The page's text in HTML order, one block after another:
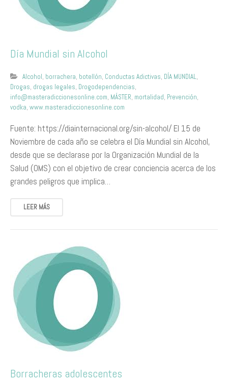
Día Mundial sin Alcohol
Alcohol, borrachera, botellón, Conductas Adictivas, DÍA MUNDIAL,
Drogas, drogas legales, Drogodependencias,
info@masteradiccionesonline.com, MÁSTER, mortalidad, Prevención,
vodka, www.masteradiccionesonline.com
Fuente: https://diainternacional.org/sin-alcohol/ El 15 de
Noviembre de cada año se celebra el Día Mundial sin Alcohol,
desde que se declarase por la Organización Mundial de la
Salud (OMS) con el objetivo de crear conciencia acerca de los
grandes peligros que implica…
LEER MÁS
Borracheras adolescentes